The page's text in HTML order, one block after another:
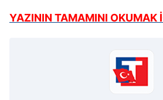
YAZININ TAMAMINI OKUMAK